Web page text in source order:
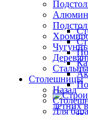
летних
Столешницы
Назад
Для бара